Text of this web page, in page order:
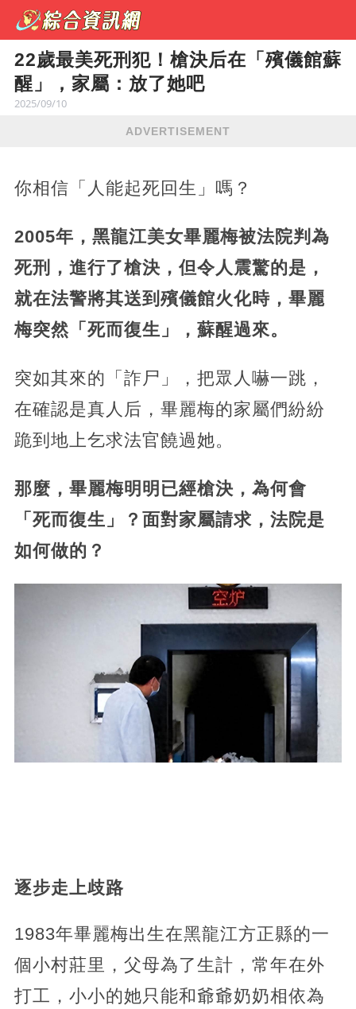
22歲最美死刑犯！槍決后在「殯儀館蘇
醒」，家屬：放了她吧
2025/09/10
ADVERTISEMENT
你相信「人能起死回生」嗎？
2005年，黑龍江美女畢麗梅被法院判為
死刑，進行了槍決，但令人震驚的是，
就在法警將其送到殯儀館火化時，畢麗
梅突然「死而復生」，蘇醒過來。
突如其來的「詐尸」，把眾人嚇一跳，
在確認是真人后，畢麗梅的家屬們紛紛
跪到地上乞求法官饒過她。
那麼，畢麗梅明明已經槍決，為何會
「死而復生」？面對家屬請求，法院是
如何做的？
逐步走上歧路
1983年畢麗梅出生在黑龍江方正縣的一
個小村莊里，父母為了生計，常年在外
打工，小小的她只能和爺爺奶奶相依為